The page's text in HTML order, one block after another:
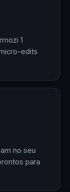
1
edits
no seu
para